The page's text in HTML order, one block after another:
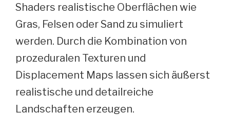
Shaders realistische Oberflächen wie
Gras, Felsen oder Sand zu simuliert
werden. Durch die Kombination von
prozeduralen Texturen und
Displacement Maps lassen sich äußerst
realistische und detailreiche
Landschaften erzeugen.